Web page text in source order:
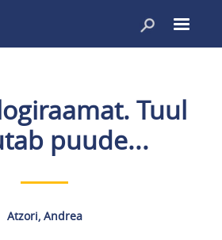
Tuul
puude...
Atzori, Andrea